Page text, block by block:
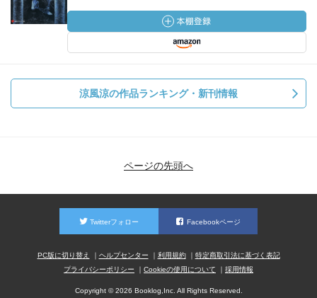
涼風涼の作品ランキング・新刊情報
ページの先頭へ
Twitterフォロー Facebookページ
PC版に切り替え ヘルプセンター 利用規約
特定商取引法に基づく表記
プライバシーポリシー
Cookieの使用について 採用情報
Copyright © 2026 Booklog,Inc. All Rights Reserved.